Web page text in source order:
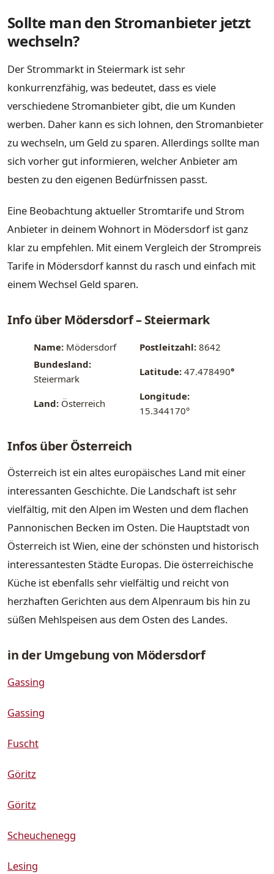
Sollte man den Stromanbieter jetzt
wechseln?
Der Strommarkt in Steiermark ist sehr
konkurrenzfähig, was bedeutet, dass es viele
verschiedene Stromanbieter gibt, die um Kunden
werben. Daher kann es sich lohnen, den Stromanbieter
zu wechseln, um Geld zu sparen. Allerdings sollte man
sich vorher gut informieren, welcher Anbieter am
besten zu den eigenen Bedürfnissen passt.
Eine Beobachtung aktueller Stromtarife und Strom
Anbieter in deinem Wohnort in Mödersdorf ist ganz
klar zu empfehlen. Mit einem Vergleich der Strompreis
Tarife in Mödersdorf kannst du rasch und einfach mit
einem Wechsel Geld sparen.
Info über Mödersdorf – Steiermark
Name: Mödersdorf Postleitzahl: 8642
Bundesland:
Steiermark
Latitude: 47.478490°
Land: Österreich
Longitude:
15.344170°
Infos über Österreich
Österreich ist ein altes europäisches Land mit einer
interessanten Geschichte. Die Landschaft ist sehr
vielfältig, mit den Alpen im Westen und dem flachen
Pannonischen Becken im Osten. Die Hauptstadt von
Österreich ist Wien, eine der schönsten und historisch
interessantesten Städte Europas. Die österreichische
Küche ist ebenfalls sehr vielfältig und reicht von
herzhaften Gerichten aus dem Alpenraum bis hin zu
süßen Mehlspeisen aus dem Osten des Landes.
in der Umgebung von Mödersdorf
Gassing
Gassing
Fuscht
Göritz
Göritz
Scheuchenegg
Lesing